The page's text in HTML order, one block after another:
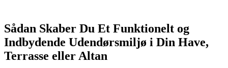
Sådan Skaber Du Et Funktionelt og
Indbydende Udendørsmiljø i Din Have,
Terrasse eller Altan